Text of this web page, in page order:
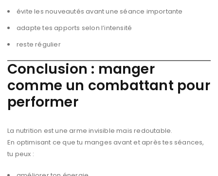
évite les nouveautés avant une séance importante
adapte tes apports selon l’intensité
reste régulier
Conclusion : manger
comme un combattant pour
performer
La nutrition est une arme invisible mais redoutable.
En optimisant ce que tu manges avant et après tes séances,
tu peux :